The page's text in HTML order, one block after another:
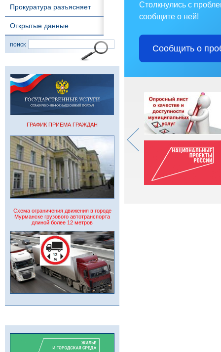
Прокуратура разъясняет
Открытые данные
поиск
ГРАФИК ПРИЕМА ГРАЖДАН
Схема ограничения движения в городе
Мурманске грузового автотранспорта
длиной более 12 метров
Столкнулись с
сообщите о ней!
Сообщить о